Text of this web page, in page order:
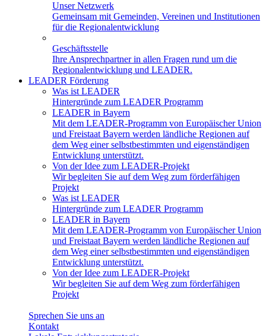
Unser Netzwerk
Gemeinsam mit Gemeinden, Vereinen und Institutionen
für die Regionalentwicklung
Geschäftsstelle
Ihre Ansprechpartner in allen Fragen rund um die
Regionalentwicklung und LEADER.
LEADER Förderung
Was ist LEADER
Hintergründe zum LEADER Programm
LEADER in Bayern
Mit dem LEADER-Programm von Europäischer Union
und Freistaat Bayern werden ländliche Regionen auf
dem Weg einer selbstbestimmten und eigenständigen
Entwicklung unterstützt.
Von der Idee zum LEADER-Projekt
Wir begleiten Sie auf dem Weg zum förderfähigen
Projekt
Was ist LEADER
Hintergründe zum LEADER Programm
LEADER in Bayern
Mit dem LEADER-Programm von Europäischer Union
und Freistaat Bayern werden ländliche Regionen auf
dem Weg einer selbstbestimmten und eigenständigen
Entwicklung unterstützt.
Von der Idee zum LEADER-Projekt
Wir begleiten Sie auf dem Weg zum förderfähigen
Projekt
Sprechen Sie uns an
Kontakt